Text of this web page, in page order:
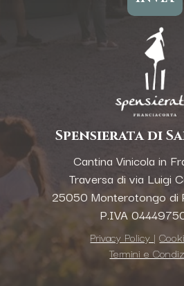
Spensierata di
Cantina Vinicola in
Traversa di via Luigi
25050 Monterotongo di
P.IVA
Privacy Policy |
Termini e